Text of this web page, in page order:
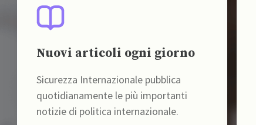
Nuovi articoli ogni giorno
Sicurezza Internazionale pubblica
quotidianamente le più importanti
notizie di politica internazionale.